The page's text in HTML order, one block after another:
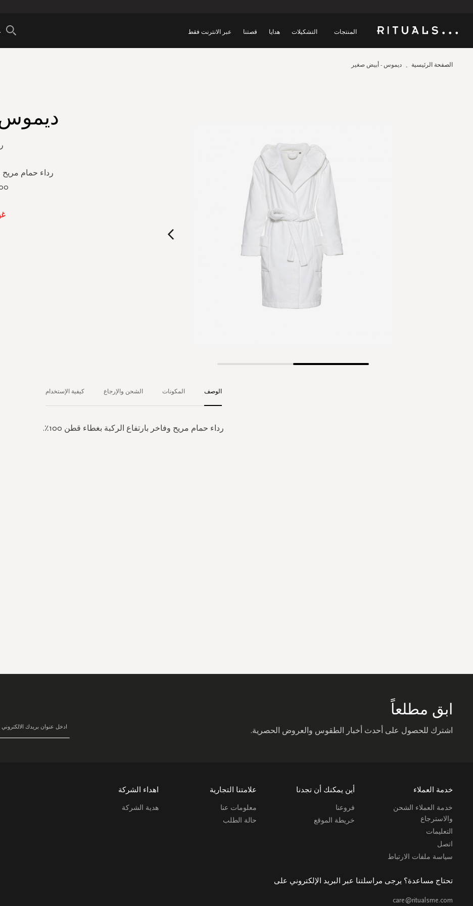
المنتجات التشكيلات هدايا قصتنا عبر الانترنت فقط
الصفحة الرئيسية ديموس - أبيض صغير
رداء حمام مريح
الوصف
رداء حمام مريح وفاخر بارتفاع الركبة بغطاء قطن 100٪.
المكونات الشحن والإرجاع كيفية الإستخدام
ابق مطلعاً
اشترك للحصول على أحدث أخبار الطقوس والعروض الحصرية.
خدمة العملاء
خدمة العملاء الشحن
والاسترجاع
التعليمات
اتصل
سياسة ملفات الارتباط
أين يمكنك أن تجدنا
فروعنا
خريطة الموقع
علامتنا التجارية
معلومات عنا
حالة الطلب
اهداء الشركة
هدية الشركة
تحتاج مساعدة؟ يرجى مراسلتنا عبر البريد الإلكتروني على
care@ritualsme.com